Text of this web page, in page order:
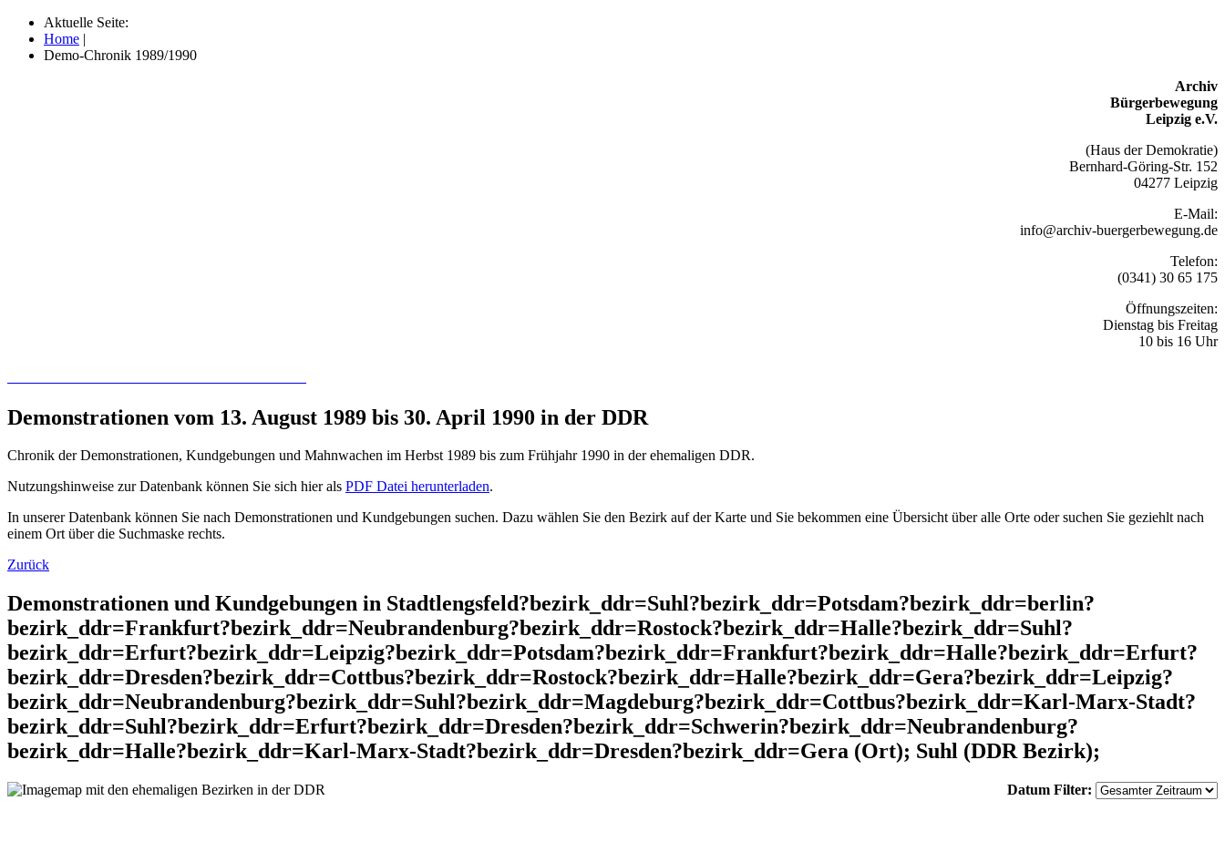
Aktuelle Seite:
Home |
Demo-Chronik 1989/1990
Archiv
Bürgerbewegung
Leipzig e.V.
(Haus der Demokratie)
Bernhard-Göring-Str. 152
04277 Leipzig
E-Mail:
info@archiv-buergerbewegung.de
Telefon:
(0341) 30 65 175
Öffnungszeiten:
Dienstag bis Freitag
10 bis 16 Uhr
Demonstrationen vom 13. August 1989 bis 30. April 1990 in der DDR
Chronik der Demonstrationen, Kundgebungen und Mahnwachen im Herbst 1989 bis zum Frühjahr 1990 in der ehemaligen DDR.
Nutzungshinweise zur Datenbank können Sie sich hier als PDF Datei herunterladen.
In unserer Datenbank können Sie nach Demonstrationen und Kundgebungen suchen. Dazu wählen Sie den Bezirk auf der Karte und Sie bekommen eine Übersicht über alle Orte oder suchen Sie geziehlt nach
einem Ort über die Suchmaske rechts.
Zurück
Demonstrationen und Kundgebungen in Stadtlengsfeld?bezirk_ddr=Suhl?bezirk_ddr=Potsdam?bezirk_ddr=berlin?
bezirk_ddr=Frankfurt?bezirk_ddr=Neubrandenburg?bezirk_ddr=Rostock?bezirk_ddr=Halle?bezirk_ddr=Suhl?
bezirk_ddr=Erfurt?bezirk_ddr=Leipzig?bezirk_ddr=Potsdam?bezirk_ddr=Frankfurt?bezirk_ddr=Halle?bezirk_ddr=Erfurt?
bezirk_ddr=Dresden?bezirk_ddr=Cottbus?bezirk_ddr=Rostock?bezirk_ddr=Halle?bezirk_ddr=Gera?bezirk_ddr=Leipzig?
bezirk_ddr=Neubrandenburg?bezirk_ddr=Suhl?bezirk_ddr=Magdeburg?bezirk_ddr=Cottbus?bezirk_ddr=Karl-Marx-Stadt?
bezirk_ddr=Suhl?bezirk_ddr=Erfurt?bezirk_ddr=Dresden?bezirk_ddr=Schwerin?bezirk_ddr=Neubrandenburg?
bezirk_ddr=Halle?bezirk_ddr=Karl-Marx-Stadt?bezirk_ddr=Dresden?bezirk_ddr=Gera (Ort); Suhl (DDR Bezirk);
Datum Filter: